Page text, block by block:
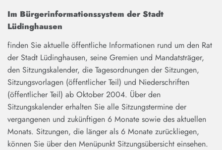
Im Bürgerinformationssystem der Stadt
Lüdinghausen
finden Sie aktuelle öffentliche Informationen rund um den Rat
der Stadt Lüdinghausen, seine Gremien und Mandatsträger,
den Sitzungskalender, die Tagesordnungen der Sitzungen,
Sitzungsvorlagen (öffentlicher Teil) und Niederschriften
(öffentlicher Teil) ab Oktober 2004. Über den
Sitzungskalender erhalten Sie alle Sitzungstermine der
vergangenen und zukünftigen 6 Monate sowie des aktuellen
Monats. Sitzungen, die länger als 6 Monate zurückliegen,
können Sie über den Menüpunkt Sitzungsübersicht einsehen.